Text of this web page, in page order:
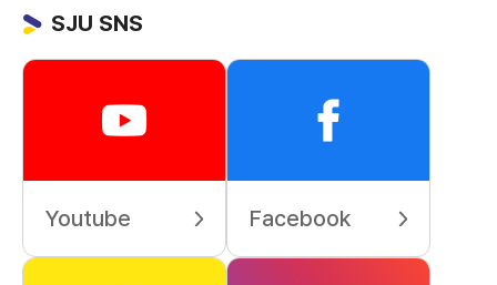
SJU SNS
Youtube Facebook